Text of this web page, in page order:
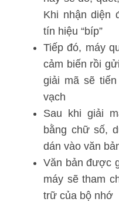
Khi nhận diện
tín hiệu “bíp”
Tiếp đó, máy
cảm biến rồi
giải mã sẽ
vạch
Sau khi giải
bằng chữ số,
dán vào văn
Văn bản được
máy sẽ tham
trữ của bộ nhớ